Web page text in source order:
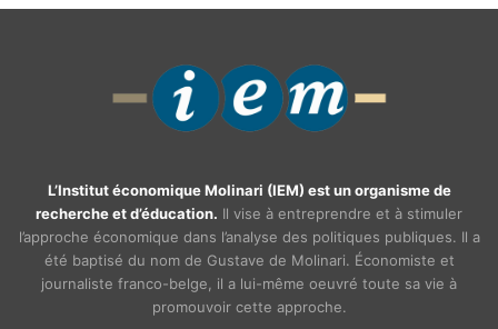
L’Institut économique Molinari (IEM) est un organisme de
recherche et d’éducation. Il vise à entreprendre et à stimuler
l’approche économique dans l’analyse des politiques publiques. Il a
été baptisé du nom de Gustave de Molinari. Économiste et
journaliste franco-belge, il a lui-même oeuvré toute sa vie à
promouvoir cette approche.